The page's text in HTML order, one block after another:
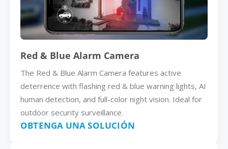
Red & Blue Alarm Camera
The Red & Blue Alarm Camera features active
deterrence with flashing red & blue warning lights, AI
human detection, and full-color night vision. Ideal for
outdoor security surveillance.
OBTENGA UNA SOLUCIÓN